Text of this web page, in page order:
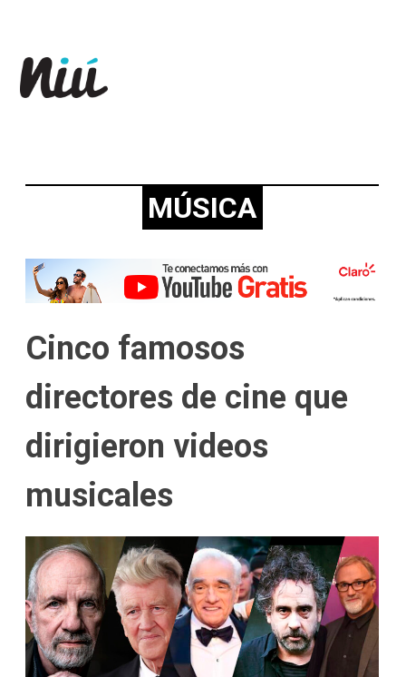
MÚSICA
Cinco famosos
directores de cine que
dirigieron videos
musicales